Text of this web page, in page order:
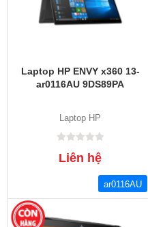
Laptop HP ENVY x360 13-
ar0116AU 9DS89PA
Laptop HP
Liên hệ
ar0116AU